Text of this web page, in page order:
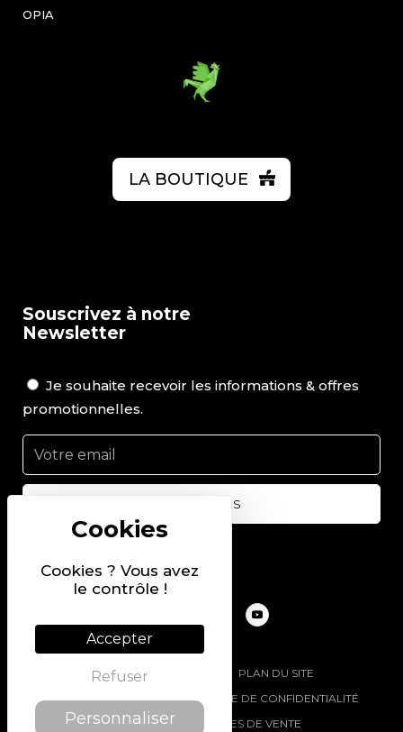
Cookies ? Vous avez
le contrôle !
Accepter
Refuser
Personnaliser
OPIA
LA BOUTIQUE
Souscrivez à notre
Newsletter
Je souhaite recevoir les informations & offres
promotionnelles.
Suivez-nous sur
@2022 PIERRE CHAVIN
PLAN DU SITE
MENTIONS LÉGALES
POLITIQUE DE CONFIDENTIALITÉ
CONDITIONS GÉNÉRALES DE VENTE